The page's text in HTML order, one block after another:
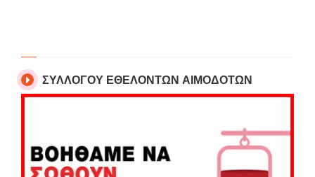
ΣΥΛΛΟΓΟΥ ΕΘΕΛΟΝΤΩΝ ΑΙΜΟΔΟΤΩΝ